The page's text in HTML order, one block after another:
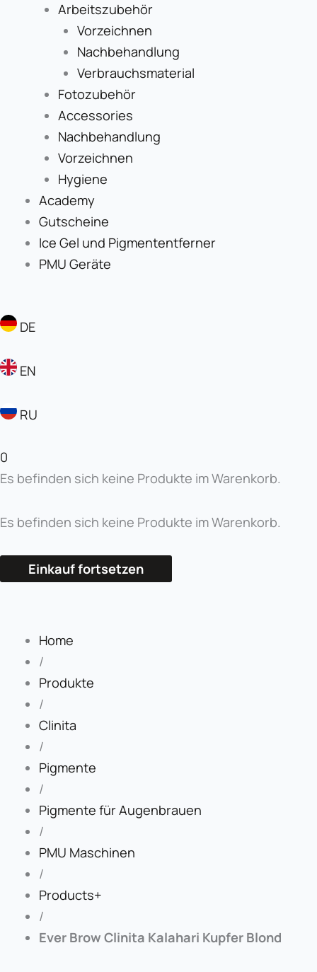
Arbeitszubehör
Vorzeichnen
Nachbehandlung
Verbrauchsmaterial
Fotozubehör
Accessories
Nachbehandlung
Vorzeichnen
Hygiene
Academy
Gutscheine
Ice Gel und Pigmententferner
PMU Geräte
DE
EN
RU
0
Es befinden sich keine Produkte im Warenkorb.
Es befinden sich keine Produkte im Warenkorb.
Einkauf fortsetzen
Home
/
Produkte
/
Clinita
/
Pigmente
/
Pigmente für Augenbrauen
/
PMU Maschinen
/
Products+
/
Ever Brow Clinita Kalahari Kupfer Blond
Clinita
Kalahari
Kupfer
Blond
Menge